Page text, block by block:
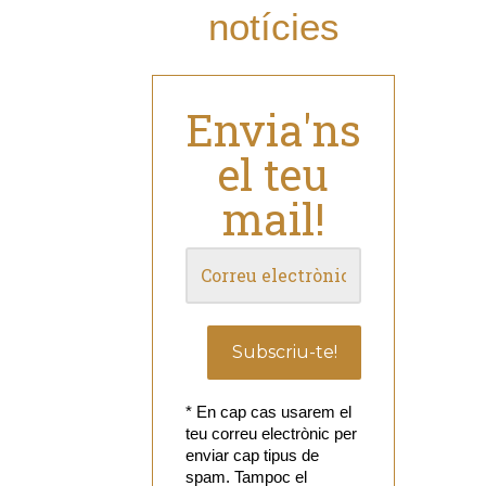
notícies
Envia'ns
el teu
mail!
* En cap cas usarem el
teu correu electrònic per
enviar cap tipus de
spam. Tampoc el